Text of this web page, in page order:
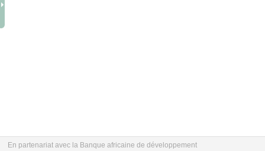
En partenariat avec la Banque africaine de développement